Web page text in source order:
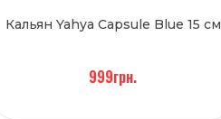
Кальян Yahya Capsule Blue 15 см
999грн.